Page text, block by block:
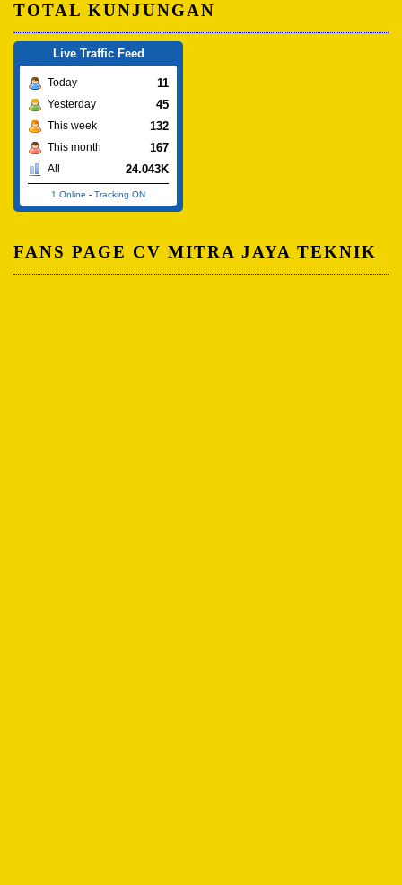
TOTAL KUNJUNGAN
Live Traffic Feed
Today 11
Yesterday 45
This week 132
This month 167
All 24.043K
1 Online - Tracking ON
FANS PAGE CV MITRA JAYA TEKNIK